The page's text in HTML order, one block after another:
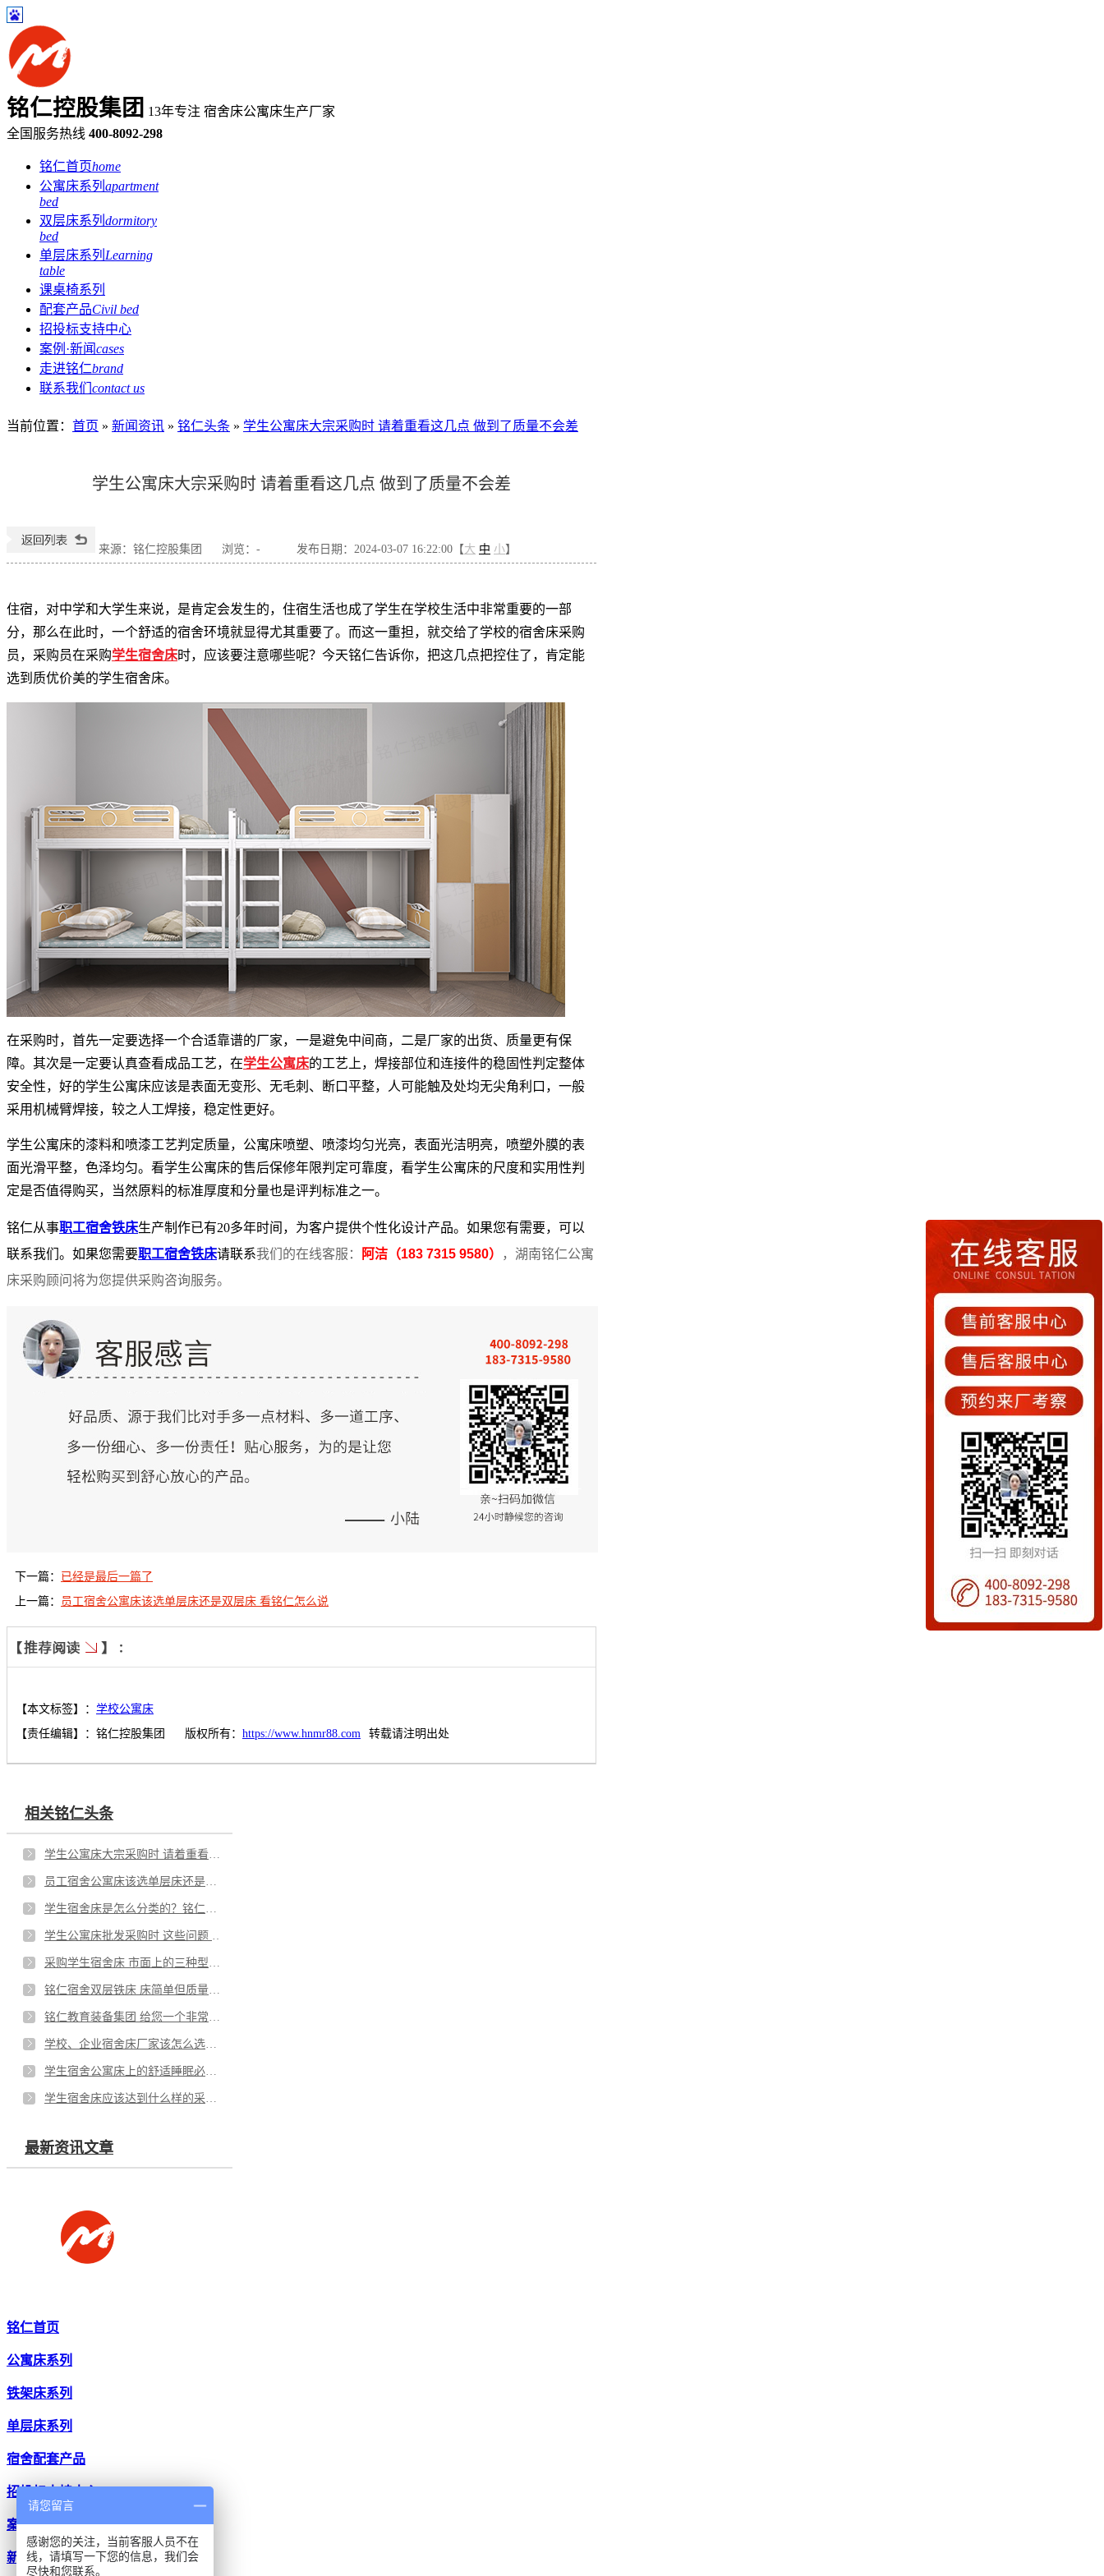
铭仁控股集团 13年专注 宿舍床公寓床生产厂家
全国服务热线 400-8092-298
铭仁首页home
公寓床系列 apartment
bed
双层床系列 dormitory
bed
单层床系列 Learning
table
课桌椅系列
配套产品Civil bed
招投标支持中心
案例·新闻cases
走进铭仁brand
联系我们 contact us
当前位置 ： 首页 » 新闻资讯 » 铭仁头条 » 学生公寓床大宗采购时 请着重看这几点 做到了质量不会差
学生公寓床大宗采购时 请着重看这几点 做到了质量不会差
来源：铭仁控股集团 浏览： - 发布日期：2024-03-07 16:22:00【大 中 小】
住宿，对中学和大学生来说，是肯定会发生的，住宿生活也成了学生在学校生活中非常重要的一部
分，那么在此时，一个舒适的宿舍环境就显得尤其重要了。而这一重担，就交给了学校的宿舍床采购
员，采购员在采购学生宿舍床时，应该要注意哪些呢？今天铭仁告诉你，把这几点把控住了，肯定能
选到质优价美的学生宿舍床。
在采购时，首先一定要选择一个合适靠谱的厂家，一是避免中间商，二是厂家的出货、质量更有保
障。其次是一定要认真查看成品工艺，在学生公寓床的工艺上，焊接部位和连接件的稳固性判定整体
安全性，好的学生公寓床应该是表面无变形、无毛刺、断口平整，人可能触及处均无尖角利口，一般
采用机械臂焊接，较之人工焊接，稳定性更好。
学生公寓床的漆料和喷漆工艺判定质量，公寓床喷塑、喷漆均匀光亮，表面光洁明亮，喷塑外膜的表
面光滑平整，色泽均匀。看学生公寓床的售后保修年限判定可靠度，看学生公寓床的尺度和实用性判
定是否值得购买，当然原料的标准厚度和分量也是评判标准之一。
铭仁从事职工宿舍铁床生产制作已有20多年时间，为客户提供个性化设计产品。如果您有需要，可以
联系我们。如果您需要职工宿舍铁床请联系我们的在线客服： 阿洁（183 7315 9580）
，湖南铭仁公寓
床采购顾问将为您提供采购咨询服务。
下一篇：
已经是最后一篇了
上一篇：
员工宿舍公寓床该选单层床还是双层床 看铭仁怎么说
【本文标签】： 学校公寓床
【责任编辑】： 铭仁控股集团 版权所有： https://www.hnmr88.com 转载请注明出处
相关铭仁头条
最新资讯文章
铭仁首页
公寓床系列
铁架床系列
单层床系列
宿舍配套产品
招投标支持中心
案例中心
新闻中心
请您留言
感谢您的关注，当前客服人员不在
线，请填写一下您的信息，我们会
尽快和您联系。